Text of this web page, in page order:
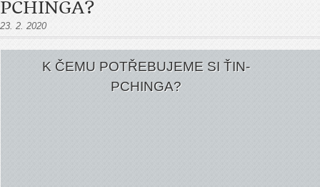
PCHINGA?
23. 2. 2020
K ČEMU POTŘEBUJEME SI ŤIN-
PCHINGA?